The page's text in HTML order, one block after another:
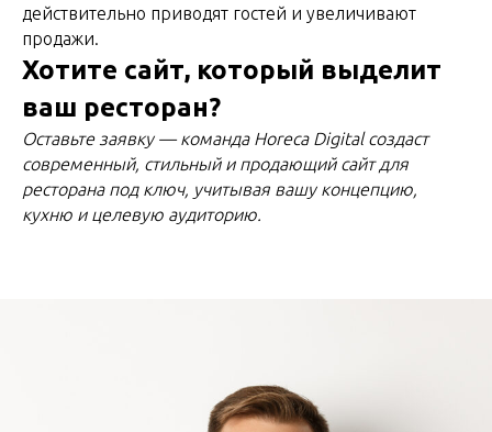
действительно приводят гостей и увеличивают
продажи.
Хотите сайт, который выделит
ваш ресторан?
Оставьте заявку — команда Horeca Digital создаст
современный, стильный и продающий сайт для
ресторана под ключ, учитывая вашу концепцию,
кухню и целевую аудиторию.